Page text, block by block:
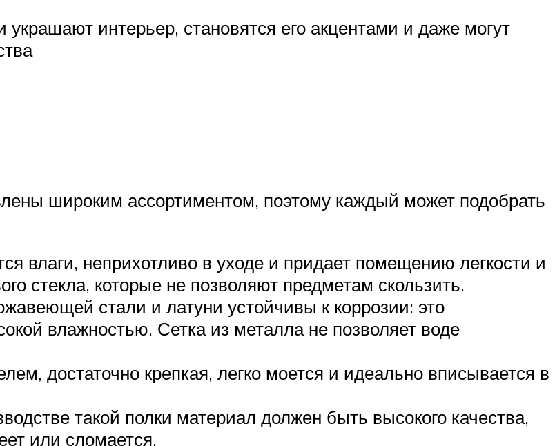
интерьер, становятся его акцентами и даже могут
широким ассортиментом, поэтому каждый может подобрать
влаги, неприхотливо в уходе и придает помещению легкости и
стекла, которые не позволяют предметам скользить.
стали и латуни устойчивы к коррозии: это
влажностью. Сетка из металла не позволяет воде
достаточно крепкая, легко моется и идеально вписывается в
такой полки материал должен быть высокого качества,
или сломается.